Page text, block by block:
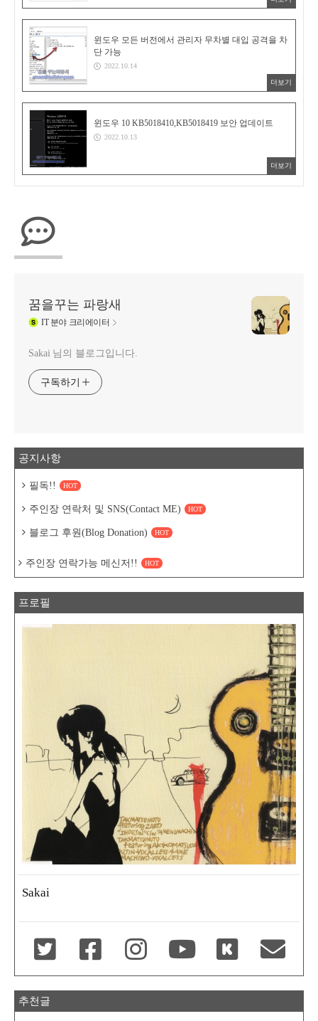
윈도우 모든 버전에서 관리자 무차별 대입 공격을 차
단 가능
2022.10.14
더보기
윈도우 10 KB5018410,KB5018419 보안 업데이트
2022.10.13
더보기
꿈을꾸는 파랑새
IT분야 크리에이터
Sakai 님의 블로그입니다.
구독하기
공지사항
필독!! HOT
주인장 연락처 및 SNS(Contact ME) HOT
블로그 후원(Blog Donation) HOT
주인장 연락가능 메신저!! HOT
프로필
Sakai
추천글